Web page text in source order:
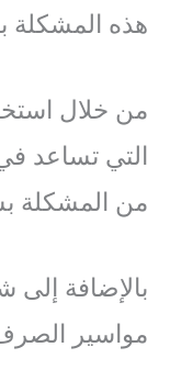
هذه المشكلة
من خلال
التي تساعد
من المشكلة
بالإضافة
مواسير